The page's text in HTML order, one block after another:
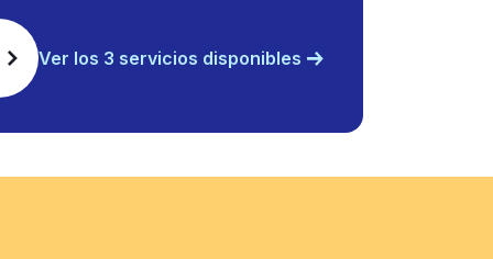
Ver los 3 servicios disponibles